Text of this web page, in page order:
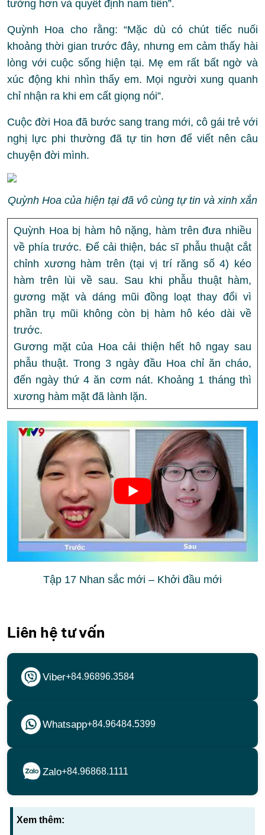
tưởng hơn và quyết định nam tiến”.
Quỳnh Hoa cho rằng: “Mặc dù có chút tiếc nuối
khoảng thời gian trước đây, nhưng em cảm thấy hài
lòng với cuộc sống hiện tại. Mẹ em rất bất ngờ và
xúc động khi nhìn thấy em. Mọi người xung quanh
chỉ nhận ra khi em cất giọng nói”.
Cuộc đời Hoa đã bước sang trang mới, cô gái trẻ với
nghị lực phi thường đã tự tin hơn để viết nên câu
chuyện đời mình.
Quỳnh Hoa của hiện tại đã vô cùng tự tin và xinh xắn
Quỳnh Hoa bị hàm hô nặng, hàm trên đưa nhiều
về phía trước. Để cải thiện, bác sĩ phẫu thuật cắt
chỉnh xương hàm trên (tại vị trí răng số 4) kéo
hàm trên lùi về sau. Sau khi phẫu thuật hàm,
gương mặt và dáng mũi đồng loạt thay đổi vì
phần trụ mũi không còn bị hàm hô kéo dài về
trước.
Gương mặt của Hoa cải thiện hết hô ngay sau
phẫu thuật. Trong 3 ngày đầu Hoa chỉ ăn cháo,
đến ngày thứ 4 ăn cơm nát. Khoảng 1 tháng thì
xương hàm mặt đã lành lặn.
Tập 17 Nhan sắc mới – Khởi đầu mới
Liên hệ tư vấn
Viber+84.96896.3584
Whatsapp+84.96484.5399
Zalo+84.96868.1111
Xem thêm: